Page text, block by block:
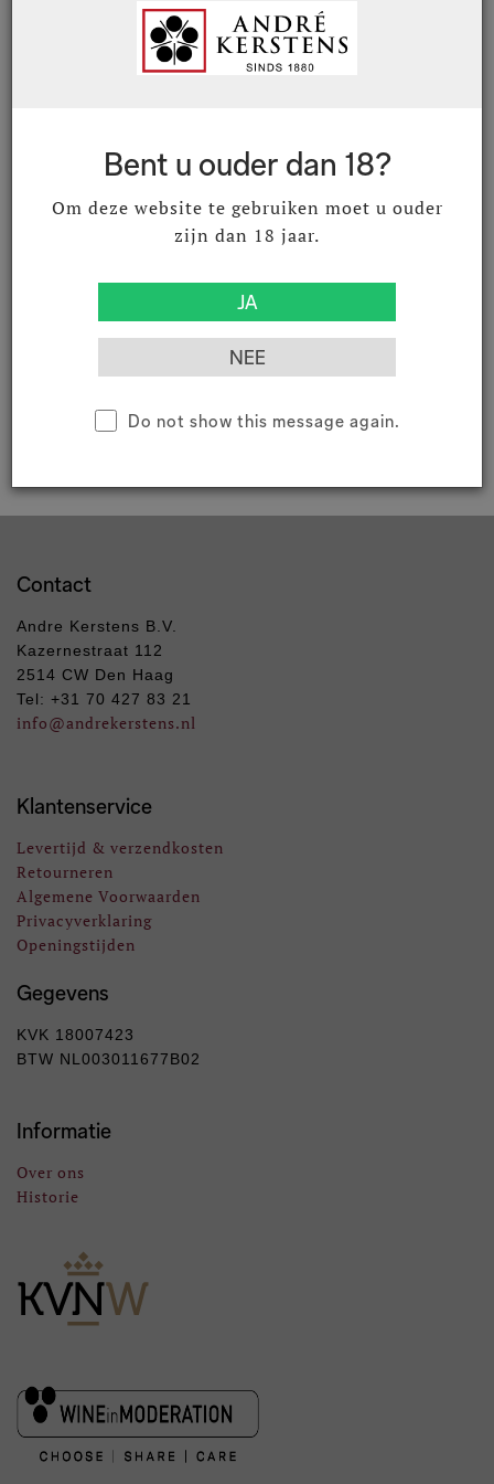
Bent u ouder dan 18?
Om deze website te gebruiken moet u ouder
zijn dan 18 jaar.
Do not show this message again.
fles ( Inhoud : 1 Stuks)
Download productomschrijving
Contact
Andre Kerstens B.V.
Kazernestraat 112
2514 CW Den Haag
Tel: +31 70 427 83 21
info@andrekerstens.nl
Klantenservice
Levertijd & verzendkosten
Retourneren
Algemene Voorwaarden
Privacyverklaring
Openingstijden
Gegevens
KVK 18007423
BTW NL003011677B02
Informatie
Over ons
Historie